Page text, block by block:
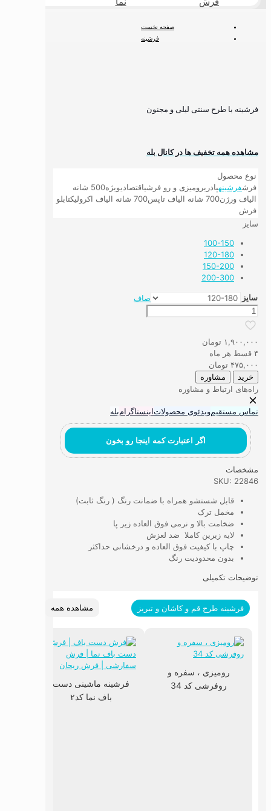
صفحه نخست
فرشینه
فرشینه با طرح سنتی لیلی و مجنون
مشاهده همه تخفیف ها در کانال بله
نوع محصول
فرشفرشینهپادریرومیزی و رو فرشیاقتصادیویژه
500 شانه
الیاف ورژن700 شانه الیاف تاپس 700 شانه الیاف اکرولیک
تابلو
فرش
سایز
100-150
120-180
150-200
200-300
سایز
صاف
فرشینه
با
طرح
سنتی
لیلی
و
مجنون
عدد
۱,۹۰۰,۰۰۰ تومان
۴ قسط هر ماه
۴۷۵,۰۰۰ تومان
خرید مشاوره
راه‌های ارتباط و مشاوره
تماس مستقیمویدئوی محصولاتاینستاگرامبله
اگر اعتبارت کمه اینجا رو بخون
مشخصات
SKU: 22846
قابل شستشو همراه با ضمانت رنگ ( رنگ ثابت)
مخمل ترک
ضخامت بالا و نرمی فوق العاده زیر پا
لایه زیرین کاملا ضد لعزش
چاپ با کیفیت فوق العاده و درخشانی حداکثر
بدون محدودیت رنگ
توضیحات تکمیلی
فرشینه طرح قم و کاشان و تبریز مشاهده همه
رومیزی ، سفره و
روفرشی کد 34
فرشینه ماشینی دست
باف نما کد۲